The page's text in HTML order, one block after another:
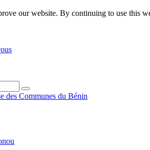
our website. By continuing to use this